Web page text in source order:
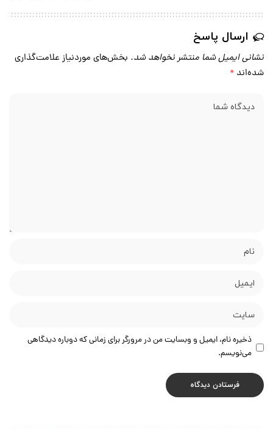
ارسال پاسخ
نشانی ایمیل شما منتشر نخواهد شد. بخش‌های موردنیاز علامت‌گذاری
شده‌اند *
ذخیره نام، ایمیل و وبسایت من در مرورگر برای زمانی که دوباره دیدگاهی
می‌نویسم.